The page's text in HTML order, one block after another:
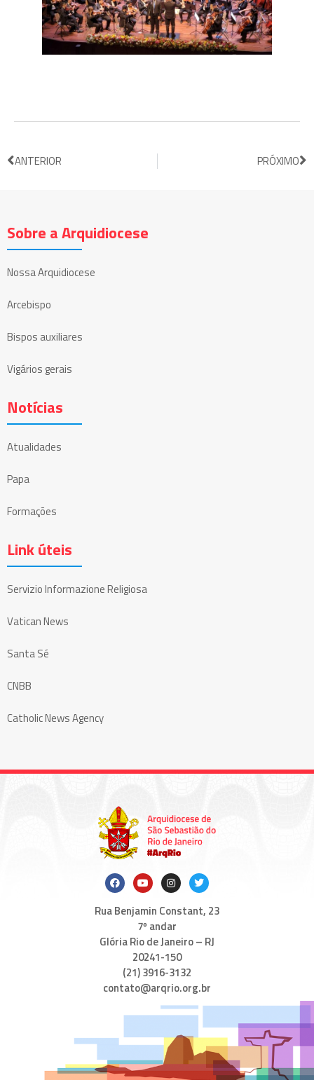
ANTERIOR PRÓXIMO
Sobre a Arquidiocese
Nossa Arquidiocese
Arcebispo
Bispos auxiliares
Vigários gerais
Notícias
Atualidades
Papa
Formações
Link úteis
Servizio Informazione Religiosa
Vatican News
Santa Sé
CNBB
Catholic News Agency
Rua Benjamin Constant, 23
7º andar
Glória Rio de Janeiro – RJ
20241-150
(21) 3916-3132
contato@arqrio.org.br